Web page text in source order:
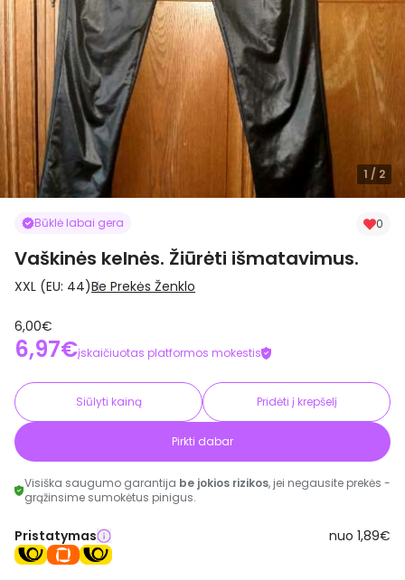
1 / 2
Būklė labai gera 0
Vaškinės kelnės. Žiūrėti išmatavimus.
XXL (EU: 44)Be Prekės Ženklo
6,00€
6,97€įskaičiuotas platformos mokestis
Siūlyti kainą Pridėti į krepšelį
Pirkti dabar
Visiška saugumo garantija be jokios rizikos, jei negausite prekės -
grąžinsime sumokėtus pinigus.
Pristatymas nuo 1,89€